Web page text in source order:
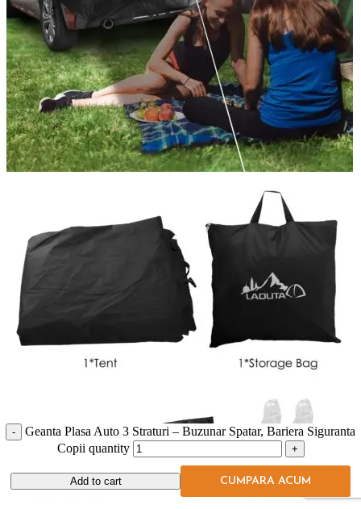
Geanta Plasa Auto 3 Straturi – Buzunar Spatar, Bariera Siguranta
Copii quantity
Add to cart CUMPARA ACUM